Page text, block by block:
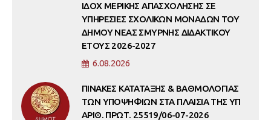
ΙΔΟΧ ΜΕΡΙΚΗΣ ΑΠΑΣΧΟΛΗΣΗΣ ΣΕ
ΥΠΗΡΕΣΙΕΣ ΣΧΟΛΙΚΩΝ ΜΟΝΑΔΩΝ ΤΟΥ
ΔΗΜΟΥ ΝΕΑΣ ΣΜΥΡΝΗΣ ΔΙΔΑΚΤΙΚΟΥ
ΕΤΟΥΣ 2026-2027
6.08.2026
ΠΙΝΑΚΕΣ ΚΑΤΑΤΑΞΗΣ & ΒΑΘΜΟΛΟΓΙΑΣ
ΤΩΝ ΥΠΟΨΗΦΙΩΝ ΣΤΑ ΠΛΑΙΣΙΑ ΤΗΣ ΥΠ
ΑΡΙΘ. ΠΡΩΤ. 25519/06-07-2026